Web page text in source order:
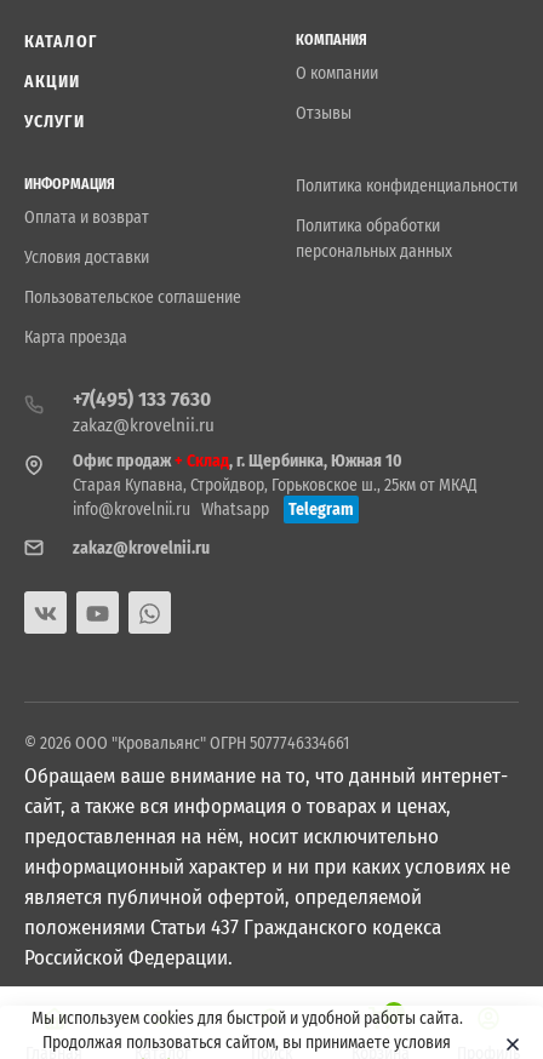
КАТАЛОГ
АКЦИИ
УСЛУГИ
КОМПАНИЯ
О компании
Отзывы
ИНФОРМАЦИЯ
Оплата и возврат
Условия доставки
Пользовательское соглашение
Карта проезда
Политика конфиденциальности
Политика обработки
персональных данных
+7(495) 133 7630
zakaz@krovelnii.ru
Офис продаж+ Склад, г. Щербинка, Южная 10
Старая Купавна, Стройдвор, Горьковское ш., 25км от МКАД
info@krovelnii.ru Whatsapp
Telegram
zakaz@krovelnii.ru
© 2026 ООО "Кровальянс" ОГРН 5077746334661
Обращаем ваше внимание на то, что данный интернет-
сайт, а также вся информация о товарах и ценах,
предоставленная на нём, носит исключительно
информационный характер и ни при каких условиях не
является публичной офертой, определяемой
положениями Статьи 437 Гражданского кодекса
Российской Федерации.
Мы используем cookies для быстрой и удобной работы сайта.
Продолжая пользоваться сайтом, вы принимаете условия
Главная Каталог Поиск
0
Корзина Профиль